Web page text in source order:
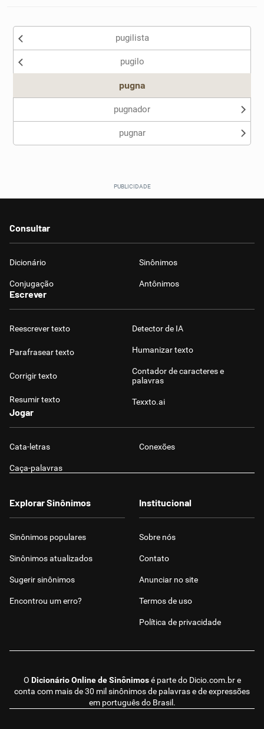
pugilista
pugilo
pugna
pugnador
pugnar
Consultar
Dicionário Sinônimos
Conjugação Antônimos
Escrever
Reescrever texto
Parafrasear texto
Corrigir texto
Resumir texto
Detector de IA
Humanizar texto
Contador de caracteres e
palavras
Texxto.ai
Jogar
Cata-letras Conexões
Caça-palavras
O Dicionário Online de Sinônimosé parte do Dicio.com.bre
conta com mais de 30 mil sinônimos de palavras e de expressões
em português do Brasil.
Explorar Sinônimos
Sinônimos populares
Sinônimos atualizados
Sugerir sinônimos
Encontrou um erro?
Institucional
Sobre nós
Contato
Anunciar no site
Termos de uso
Política de privacidade